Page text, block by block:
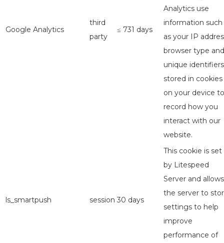
Google Analytics
third
party
≤ 731 days
Analytics use
information such
as your IP
browser type and
unique identifiers
stored in cookies
on your device to
record how you
interact with our
website.
ls_smartpush session 30 days
This cookie is set
by Litespeed
Server and allows
the server to
settings to help
improve
performance of